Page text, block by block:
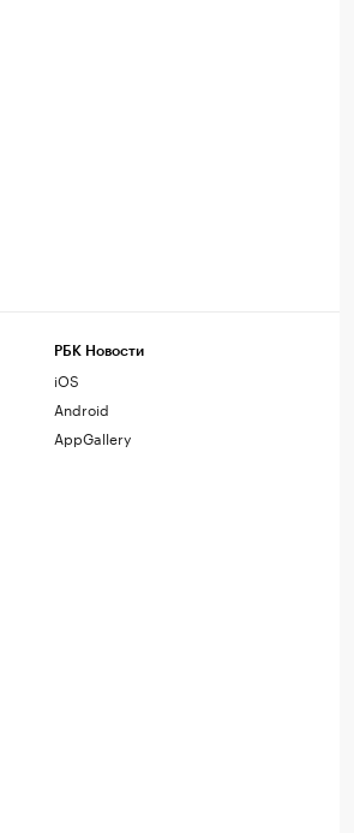
РБК Новости
iOS
Android
AppGallery